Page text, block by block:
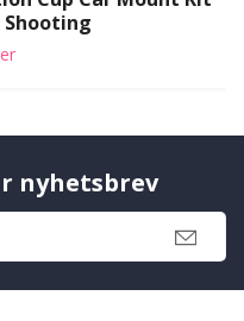
nyhetsbrev